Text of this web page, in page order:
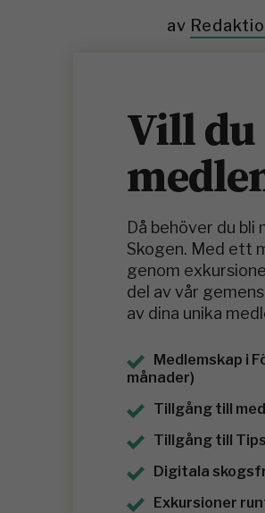
av
Vill du
Då behöver du bli
Skogen. Med ett
genom
del av vår
av dina unika
Medlemskap i
månader)
Tillgång till
Tillgång till
Digitala
Exkursioner